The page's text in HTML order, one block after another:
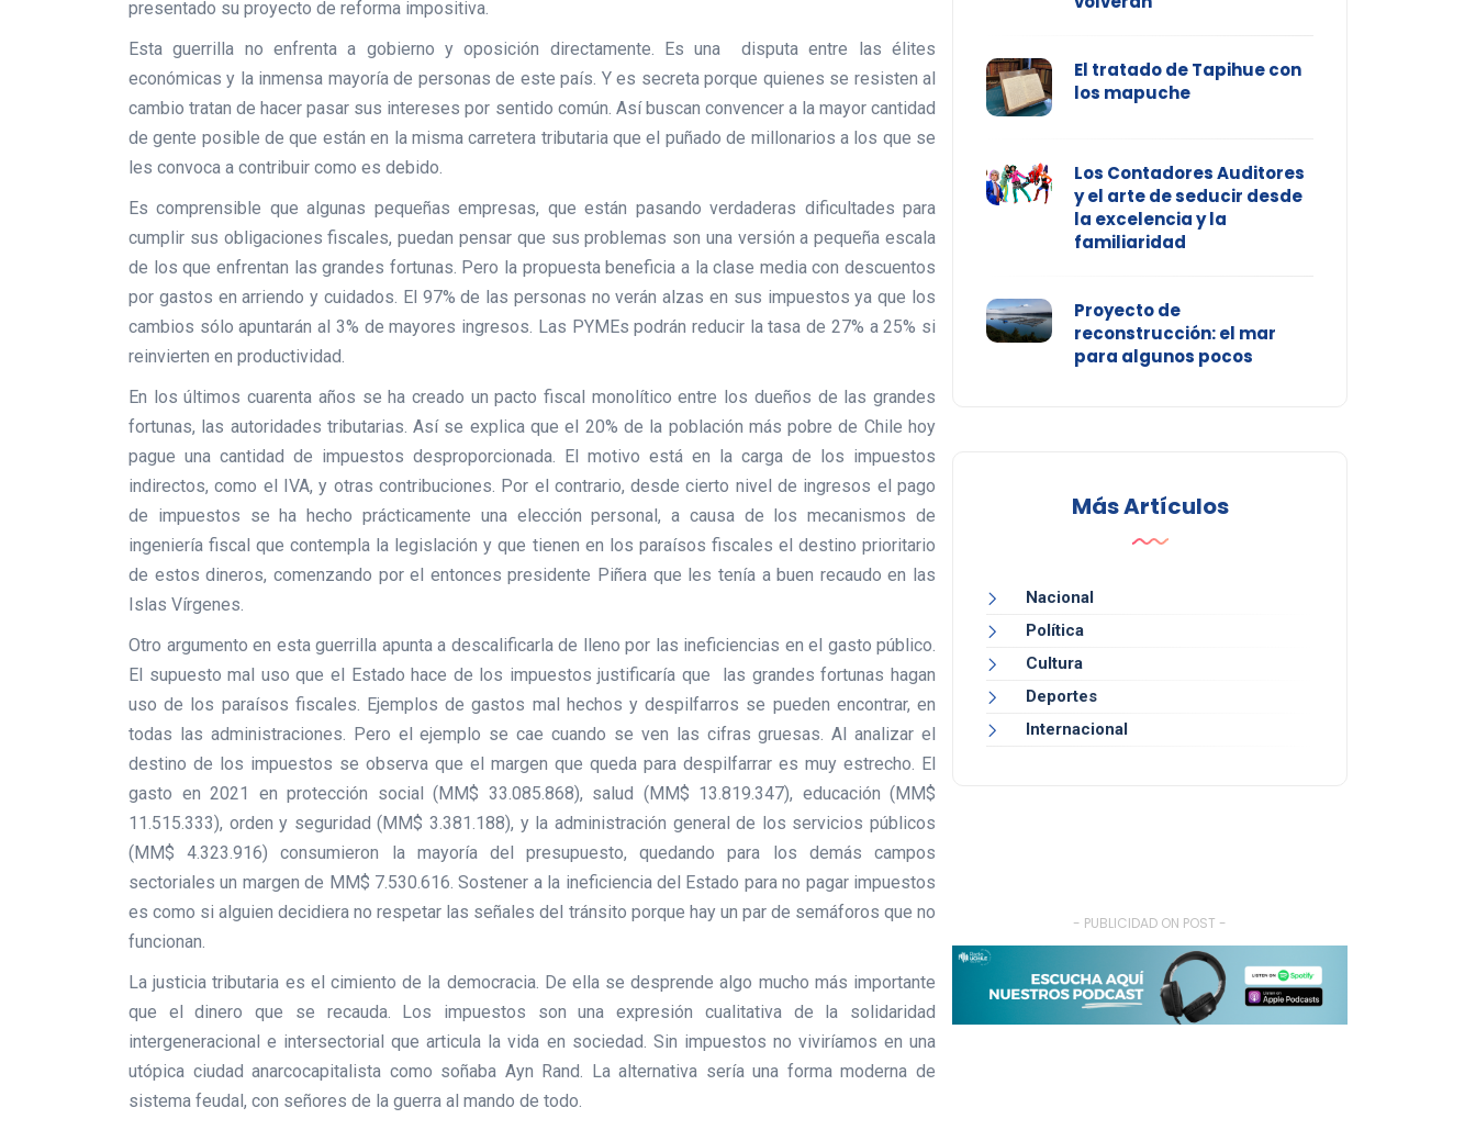
presentado su proyecto de reforma impositiva.
Esta guerrilla no enfrenta a gobierno y oposición directamente. Es una disputa entre las élites
económicas y la inmensa mayoría de personas de este país. Y es secreta porque quienes se resisten al
cambio tratan de hacer pasar sus intereses por sentido común. Así buscan convencer a la mayor cantidad
de gente posible de que están en la misma carretera tributaria que el puñado de millonarios a los que se
les convoca a contribuir como es debido.
Es comprensible que algunas pequeñas empresas, que están pasando verdaderas dificultades para
cumplir sus obligaciones fiscales, puedan pensar que sus problemas son una versión a pequeña escala
de los que enfrentan las grandes fortunas. Pero la propuesta beneficia a la clase media con descuentos
por gastos en arriendo y cuidados. El 97% de las personas no verán alzas en sus impuestos ya que los
cambios sólo apuntarán al 3% de mayores ingresos. Las PYMEs podrán reducir la tasa de 27% a 25% si
reinvierten en productividad.
En los últimos cuarenta años se ha creado un pacto fiscal monolítico entre los dueños de las grandes
fortunas, las autoridades tributarias. Así se explica que el 20% de la población más pobre de Chile hoy
pague una cantidad de impuestos desproporcionada. El motivo está en la carga de los impuestos
indirectos, como el IVA, y otras contribuciones. Por el contrario, desde cierto nivel de ingresos el pago
de impuestos se ha hecho prácticamente una elección personal, a causa de los mecanismos de
ingeniería fiscal que contempla la legislación y que tienen en los paraísos fiscales el destino prioritario
de estos dineros, comenzando por el entonces presidente Piñera que les tenía a buen recaudo en las
Islas Vírgenes.
Otro argumento en esta guerrilla apunta a descalificarla de lleno por las ineficiencias en el gasto público.
El supuesto mal uso que el Estado hace de los impuestos justificaría que las grandes fortunas hagan
uso de los paraísos fiscales. Ejemplos de gastos mal hechos y despilfarros se pueden encontrar, en
todas las administraciones. Pero el ejemplo se cae cuando se ven las cifras gruesas. Al analizar el
destino de los impuestos se observa que el margen que queda para despilfarrar es muy estrecho. El
gasto en 2021 en protección social (MM$ 33.085.868), salud (MM$ 13.819.347), educación (MM$
11.515.333), orden y seguridad (MM$ 3.381.188), y la administración general de los servicios públicos
(MM$ 4.323.916) consumieron la mayoría del presupuesto, quedando para los demás campos
sectoriales un margen de MM$ 7.530.616. Sostener a la ineficiencia del Estado para no pagar impuestos
es como si alguien decidiera no respetar las señales del tránsito porque hay un par de semáforos que no
funcionan.
La justicia tributaria es el cimiento de la democracia. De ella se desprende algo mucho más importante
que el dinero que se recauda. Los impuestos son una expresión cualitativa de la solidaridad
intergeneracional e intersectorial que articula la vida en sociedad. Sin impuestos no viviríamos en una
utópica ciudad anarcocapitalista como soñaba Ayn Rand. La alternativa sería una forma moderna de
sistema feudal, con señores de la guerra al mando de todo.
El tratado de Tapihue con
los mapuche
Los Contadores Auditores
y el arte de seducir desde
la excelencia y la
familiaridad
Proyecto de
reconstrucción: el mar
para algunos pocos
Más Artículos
Nacional
Política
Cultura
Deportes
Internacional
- PUBLICIDAD ON POST -